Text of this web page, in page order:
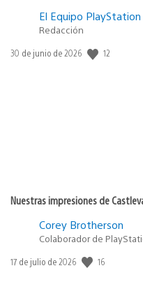
El Equipo PlayStation
Redacción
Fecha
30 de junio de 2026 12
Nuestras impresiones de
Corey Brotherson
Colaborador de
Fecha
17 de julio de 2026 16